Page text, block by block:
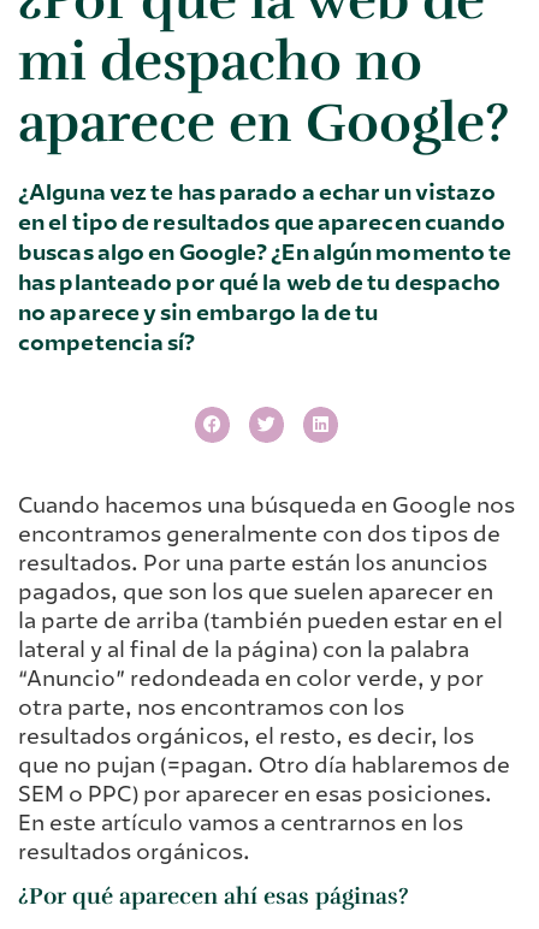
mi despacho no
aparece en Google?
¿Alguna vez te has parado a echar un vistazo
en el tipo de resultados que aparecen cuando
buscas algo en Google? ¿En algún momento te
has planteado por qué la web de tu despacho
no aparece y sin embargo la de tu
competencia sí?
Cuando hacemos una búsqueda en Google nos
encontramos generalmente con dos tipos de
resultados. Por una parte están los anuncios
pagados, que son los que suelen aparecer en
la parte de arriba (también pueden estar en el
lateral y al final de la página) con la palabra
“Anuncio” redondeada en color verde, y por
otra parte, nos encontramos con los
resultados orgánicos, el resto, es decir, los
que no pujan (=pagan. Otro día hablaremos de
SEM o PPC) por aparecer en esas posiciones.
En este artículo vamos a centrarnos en los
resultados orgánicos.
¿Por qué aparecen ahí esas páginas?